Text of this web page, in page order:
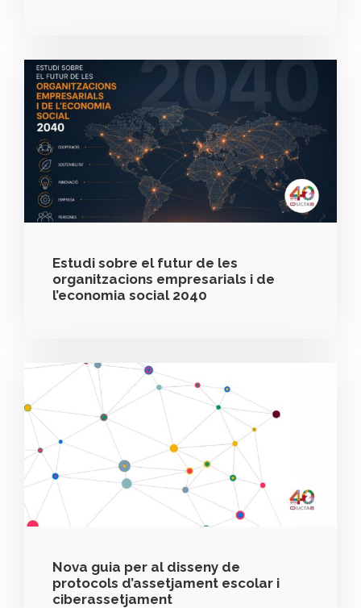
Estudi sobre el futur de les
organitzacions empresarials i de
l’economia social 2040
Nova guia per al disseny de
protocols d’assetjament escolar i
ciberassetjament